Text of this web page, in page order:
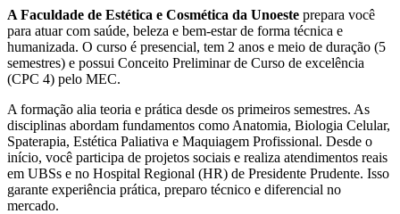
A Faculdade de Estética e Cosmética da Unoeste prepara você
para atuar com saúde, beleza e bem-estar de forma técnica e
humanizada. O curso é presencial, tem 2 anos e meio de duração (5
semestres) e possui Conceito Preliminar de Curso de excelência
(CPC 4) pelo MEC.
A formação alia teoria e prática desde os primeiros semestres. As
disciplinas abordam fundamentos como Anatomia, Biologia Celular,
Spaterapia, Estética Paliativa e Maquiagem Profissional. Desde o
início, você participa de projetos sociais e realiza atendimentos reais
em UBSs e no Hospital Regional (HR) de Presidente Prudente. Isso
garante experiência prática, preparo técnico e diferencial no
mercado.